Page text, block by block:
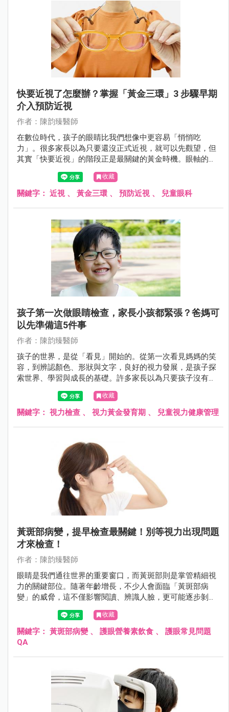
快要近視了怎麼辦？掌握「黃金三環」3 步驟早期
介入預防近視
作者：陳韵臻醫師
在數位時代，孩子的眼睛比我們想像中更容易「悄悄吃
力」。很多家長以為只要還沒正式近視，就可以先觀望，但
其實「快要近視」的階段正是最關鍵的黃金時機。眼軸的微
小延長往往在不知不覺中發生，若不及早介入，近視度數可
能快速加深，甚至發展成中高度近視，增加長期視網膜併發
症風險。
收藏
關鍵字： 近視 、 黃金三環 、 預防近視 、 兒童眼科
孩子第一次做眼睛檢查，家長小孩都緊張？爸媽可
以先準備這5件事
作者：陳韵臻醫師
孩子的世界，是從「看見」開始的。從第一次看見媽媽的笑
容，到辨認顏色、形狀與文字，良好的視力發展，是孩子探
索世界、學習與成長的基礎。許多家長以為只要孩子沒有揉
眼、沒說看不清楚，就代表視力沒問題，但事實上，許多視
力異常在幼兒時期沒有明顯症狀，卻可能悄悄影響孩子的一
生。
收藏
關鍵字： 視力檢查 、 視力黃金發育期 、 兒童視力健康管理
黃斑部病變，提早檢查最關鍵！別等視力出現問題
才來檢查！
作者：陳韵臻醫師
眼睛是我們通往世界的重要窗口，而黃斑部則是掌管精細視
力的關鍵部位。隨著年齡增長，不少人會面臨「黃斑部病
變」的威脅，這不僅影響閱讀、辨識人臉，更可能逐步剝奪
清晰的中央視力。根據研究，全球至2040年恐將有約4億人
受到此疾病影響。了解黃斑部病變的種類、症狀、成因及最
新治療方式，並從日常生活養成護眼習慣，是守護視力、延
緩病程惡化的第一步。
收藏
關鍵字： 黃斑部病變、 護眼營養素飲食 、 護眼常見問題
QA